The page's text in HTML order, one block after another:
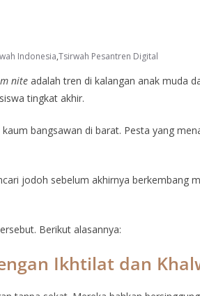
Indonesia,Tsirwah Pesantren Digital
nite adalah tren di kalangan anak muda
tingkat akhir.
bangsawan di barat. Pesta yang
jodoh sebelum akhirnya berkembang
Berikut alasannya:
Ikhtilat dan